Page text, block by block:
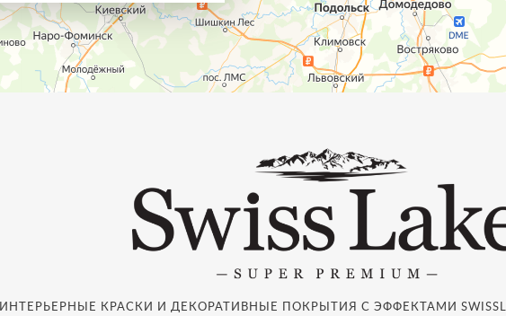
ИНТЕРЬЕРНЫЕ КРАСКИ И ДЕКОРАТИВНЫЕ ПОКРЫТИЯ С ЭФФЕКТАМИ